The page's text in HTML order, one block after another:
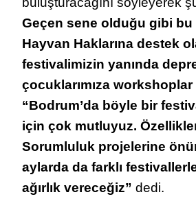
Geçen sene olduğu gibi bu
Hayvan Haklarına destek
festivalimizin yanında
çocuklarımıza workshoplar
“Bodrum’da böyle bir
için çok mutluyuz.
Sorumluluk projelerine
aylarda da farklı
ağırlık vereceğiz” dedi.